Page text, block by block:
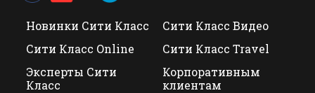
Новинки Сити Класс
Сити Класс Видео
Сити Класс Online
Сити Класс Travel
Эксперты Сити
Класс
Корпоративным
клиентам